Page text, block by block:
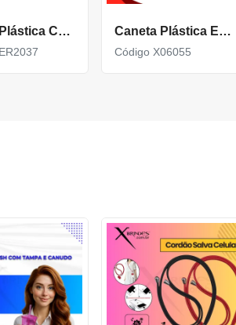
Caneta Plástica Com Marca Texto, Contém Detalhe Emborrachado E Tampa Protetora Caneta Plástica Esferografica Com Marca Texto X06055
Código X06055